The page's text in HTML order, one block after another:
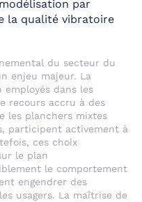
par
la qualité vibratoire
du secteur du
enjeu majeur. La
dans les
recours accru à des
les planchers mixtes
participent activement à
ces choix
le plan
le comportement
engendrer des
usagers. La maîtrise de